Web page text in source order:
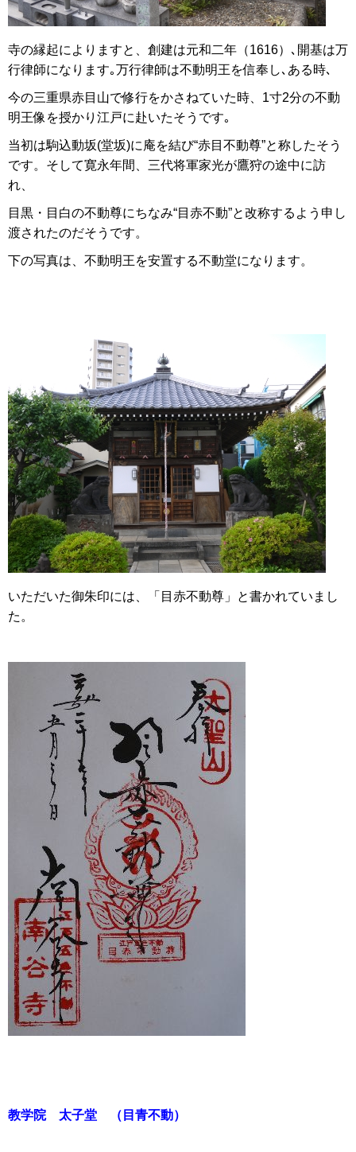
寺の縁起によりますと、創建は元和二年（1616）､開基は万
行律師になります｡万行律師は不動明王を信奉し､ある時､
今の三重県赤目山で修行をかさねていた時、1寸2分の不動
明王像を授かり江戸に赴いたそうです｡
当初は駒込動坂(堂坂)に庵を結び“赤目不動尊”と称したそう
です。そして寛永年間、三代将軍家光が鷹狩の途中に訪
れ、
目黒・目白の不動尊にちなみ“目赤不動”と改称するよう申し
渡されたのだそうです。
下の写真は、不動明王を安置する不動堂になります。
いただいた御朱印には、「目赤不動尊」と書かれていまし
た。
教学院 太子堂 （目青不動）